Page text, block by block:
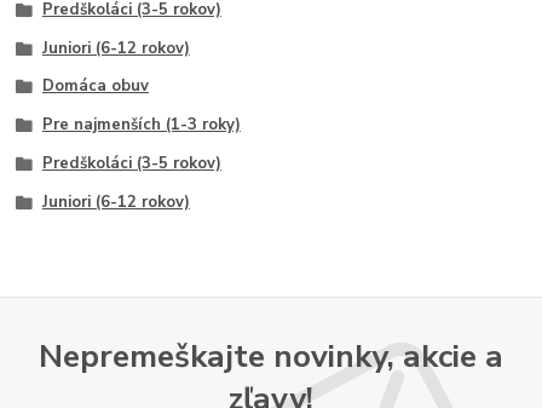
Predškoláci (3-5 rokov)
Juniori (6-12 rokov)
Domáca obuv
Pre najmenších (1-3 roky)
Predškoláci (3-5 rokov)
Juniori (6-12 rokov)
Nepremeškajte novinky, akcie a
zľavy!